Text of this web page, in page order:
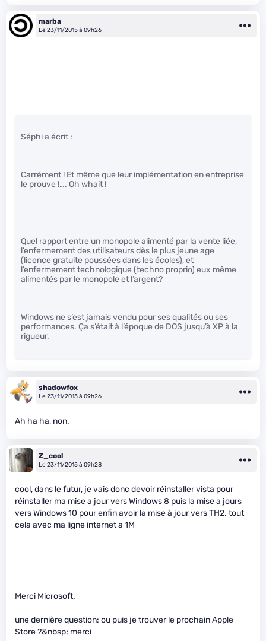
marba
Le 23/11/2015 à 09h26
Séphi a écrit :
Carrément ! Et même que leur implémentation en entreprise
le prouve !…. Oh whait !
Quel rapport entre un monopole alimenté par la vente liée,
l’enfermement des utilisateurs dès le plus jeune age
(licence gratuite poussées dans les écoles), et
l’enfermement technologique (techno proprio) eux même
alimentés par le monopole et l’argent?
Windows ne s’est jamais vendu pour ses qualités ou ses
performances. Ça s’était à l’époque de DOS jusqu’à XP à la
rigueur.
shadowfox
Le 23/11/2015 à 09h26
Ah ha ha, non.
Z_cool
Le 23/11/2015 à 09h28
cool, dans le futur, je vais donc devoir réinstaller vista pour
réinstaller ma mise a jour vers Windows 8 puis la mise a jours
vers Windows 10 pour enfin avoir la mise à jour vers TH2. tout
cela avec ma ligne internet a 1M
Merci Microsoft.
une dernière question: ou puis je trouver le prochain Apple
Store ?&nbsp; merci